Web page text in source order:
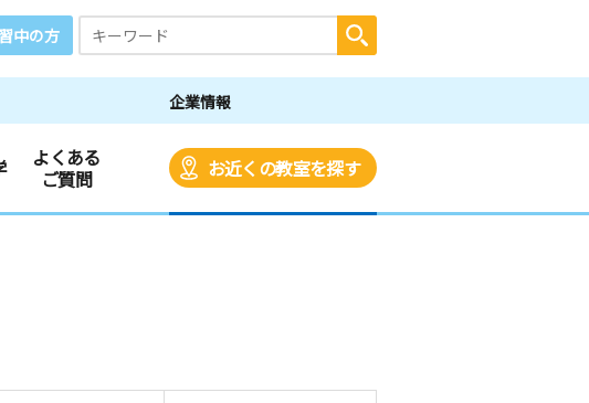
中の方
企業情報
よくある
ご質問
お近くの教室を探す